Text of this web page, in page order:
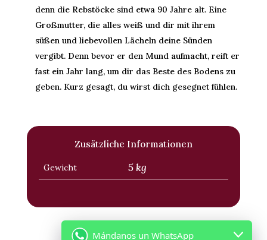
denn die Rebstöcke sind etwa 90 Jahre alt. Eine
Großmutter, die alles weiß und dir mit ihrem
süßen und liebevollen Lächeln deine Sünden
vergibt. Denn bevor er den Mund aufmacht, reift er
fast ein Jahr lang, um dir das Beste des Bodens zu
geben. Kurz gesagt, du wirst dich gesegnet fühlen.
Zusätzliche Informationen
Gewicht 5 kg
Mándanos un WhatsApp